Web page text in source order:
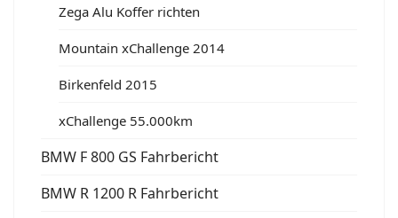
Zega Alu Koffer richten
Mountain xChallenge 2014
Birkenfeld 2015
xChallenge 55.000km
BMW F 800 GS Fahrbericht
BMW R 1200 R Fahrbericht